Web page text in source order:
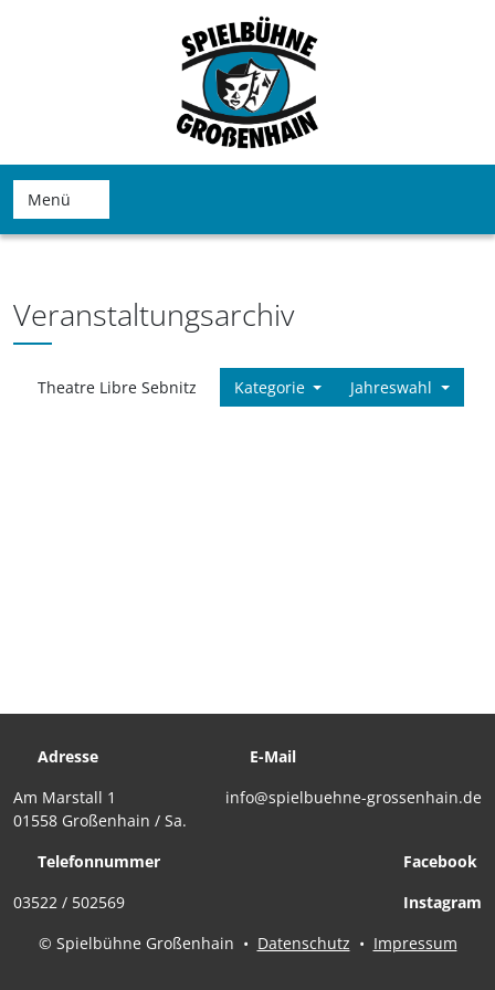
Menü
Veranstaltungsarchiv
Theatre Libre Sebnitz Kategorie Jahreswahl
Adresse
Am Marstall 1
01558 Großenhain / Sa.
E-Mail
info@spielbuehne-grossenhain.de
Telefonnummer
03522 / 502569
Facebook
Instagram
© Spielbühne Großenhain • Datenschutz • Impressum